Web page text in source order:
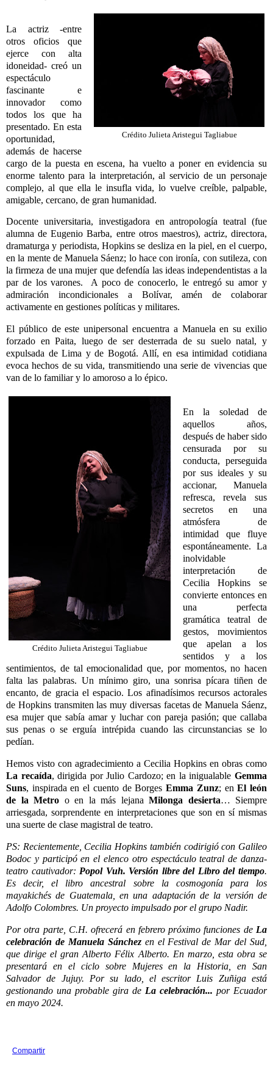
Crédito Julieta Aristegui Tagliabue
La actriz -entre
otros oficios que
ejerce con alta
idoneidad- creó un
espectáculo
fascinante e
innovador como
todos los que ha
presentado. En esta
oportunidad,
además de hacerse
cargo de la puesta en escena, ha vuelto a poner en evidencia su
enorme talento para la interpretación, al servicio de un personaje
complejo, al que ella le insufla vida, lo vuelve creíble, palpable,
amigable, cercano, de gran humanidad.
Docente universitaria, investigadora en antropología teatral (fue
alumna de Eugenio Barba, entre otros maestros), actriz, directora,
dramaturga y periodista, Hopkins se desliza en la piel, en el cuerpo,
en la mente de Manuela Sáenz; lo hace con ironía, con sutileza, con
la firmeza de una mujer que defendía las ideas independentistas a la
par de los varones.
A poco de conocerlo, le entregó su amor y
admiración incondicionales a Bolívar, amén de colaborar
activamente en gestiones políticas y militares.
El público de este unipersonal encuentra a Manuela en su exilio
forzado en Paita, luego de ser desterrada de su suelo natal, y
expulsada de Lima y de Bogotá. Allí, en esa intimidad cotidiana
evoca hechos de su vida, transmitiendo una serie de vivencias que
van de lo familiar y lo amoroso a lo épico.
Crédito Julieta Aristegui Tagliabue
En la soledad de
aquellos años,
después de haber sido
censurada por su
conducta, perseguida
por sus ideales y su
accionar, Manuela
refresca, revela sus
secretos en una
atmósfera de
intimidad que fluye
espontáneamente. La
inolvidable
interpretación de
Cecilia Hopkins se
convierte entonces en
una perfecta
gramática teatral de
gestos, movimientos
que apelan a los
sentidos y a los
sentimientos, de tal emocionalidad que, por momentos, no hacen
falta las palabras. Un mínimo giro, una sonrisa pícara tiñen de
encanto, de gracia el espacio. Los afinadísimos recursos actorales
de Hopkins transmiten las muy diversas facetas de Manuela Sáenz,
esa mujer que sabía amar y luchar con pareja pasión; que callaba
sus penas o se erguía intrépida cuando las circunstancias se lo
pedían.
Hemos visto con agradecimiento a Cecilia Hopkins en obras como
La recaída, dirigida por Julio Cardozo; en la inigualableGemma
Suns, inspirada en el cuento de BorgesEmma Zunz; enEl león
de la Metro o en la más lejana Milonga desierta… Siempre
arriesgada, sorprendente en interpretaciones que son en sí mismas
una suerte de clase magistral de teatro.
PS: Recientemente, Cecilia Hopkins también codirigió con Galileo
Bodoc y participó en el elenco otro espectáculo teatral de danza-
teatro cautivador: Popol Vuh. Versión libre del Libro del tiempo.
Es decir, el libro ancestral sobre la cosmogonía para los
mayakichés de Guatemala, en una adaptación de la versión de
Adolfo Colombres. Un proyecto impulsado por el grupo Nadir.
Por otra parte, C.H. ofrecerá en febrero próximo funciones de La
celebración de Manuela Sánchezen el Festival de Mar del Sud,
que dirige el gran Alberto Félix Alberto. En marzo, esta obra se
presentará en el ciclo sobre Mujeres en la Historia, en San
Salvador de Jujuy. Por su lado, el escritor Luis Zuñiga está
gestionando una probable gira de La celebración... por Ecuador
en mayo 2024.
Compartir